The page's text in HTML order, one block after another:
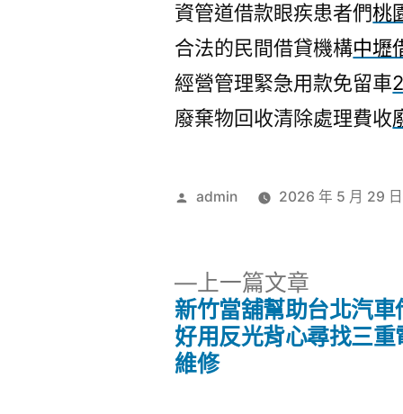
資管道借款眼疾患者們桃
合法的民間借貸機構中壢
經營管理緊急用款免留車
廢棄物回收清除處理費收
作
admin 2026 年 5 月 29 日
上一篇文章
一
篇
新竹當舖幫助台北汽車
好用反光背心尋找三重
維修